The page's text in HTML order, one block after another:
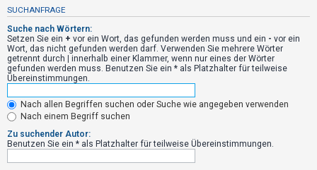
l
d
e
n
R
e
g
SUCHANFRAGE
Suche nach Wörtern:
Setzen Sie ein + vor ein Wort, das gefunden werden muss und ein - vor ein
Wort, das nicht gefunden werden darf. Verwenden Sie mehrere Wörter
getrennt durch | innerhalb einer Klammer, wenn nur eines der Wörter
gefunden werden muss. Benutzen Sie ein * als Platzhalter für teilweise
Übereinstimmungen.
Nach allen Begriffen suchen oder Suche wie angegeben verwenden
Nach einem Begriff suchen
Zu suchender Autor:
Benutzen Sie ein * als Platzhalter für teilweise Übereinstimmungen.